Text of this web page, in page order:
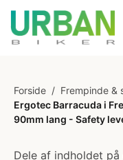
Forside / Frempinde &
Ergotec Barracuda i
90mm lang - Safety
Dele af indholdet